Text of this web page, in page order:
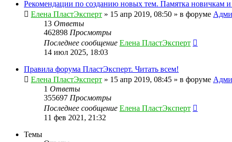
Рекомендации по созданию новых тем. Памятка новичкам
Елена ПластЭксперт » 15 апр 2019, 08:50 » в форуме
13 Ответы
462898 Просмотры
Последнее сообщение Елена ПластЭксперт
14 июл 2025, 18:03
Правила форума ПластЭксперт. Читать всем!
Елена ПластЭксперт » 15 апр 2019, 08:45 » в форуме
1 Ответы
355697 Просмотры
Последнее сообщение Елена ПластЭксперт
11 фев 2021, 21:32
Темы